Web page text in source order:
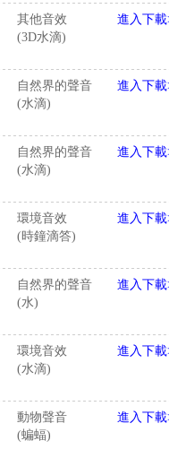
其他音效
(3D水滴)
進入下載
自然界的聲音
(水滴)
進入下載
自然界的聲音
(水滴)
進入下載
環境音效
(時鐘滴答)
進入下載
自然界的聲音
(水)
進入下載
環境音效
(水滴)
進入下載
動物聲音
(蝙蝠)
進入下載